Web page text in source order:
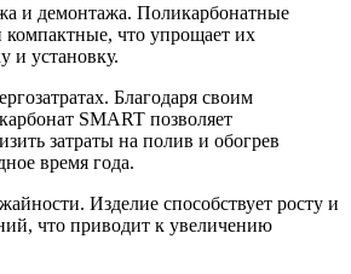
и демонтажа. Поликарбонатные
компактные, что упрощает их
и установку.
Благодаря своим
SMART позволяет
затраты на полив и обогрев
время года.
Изделие способствует росту и
что приводит к увеличению